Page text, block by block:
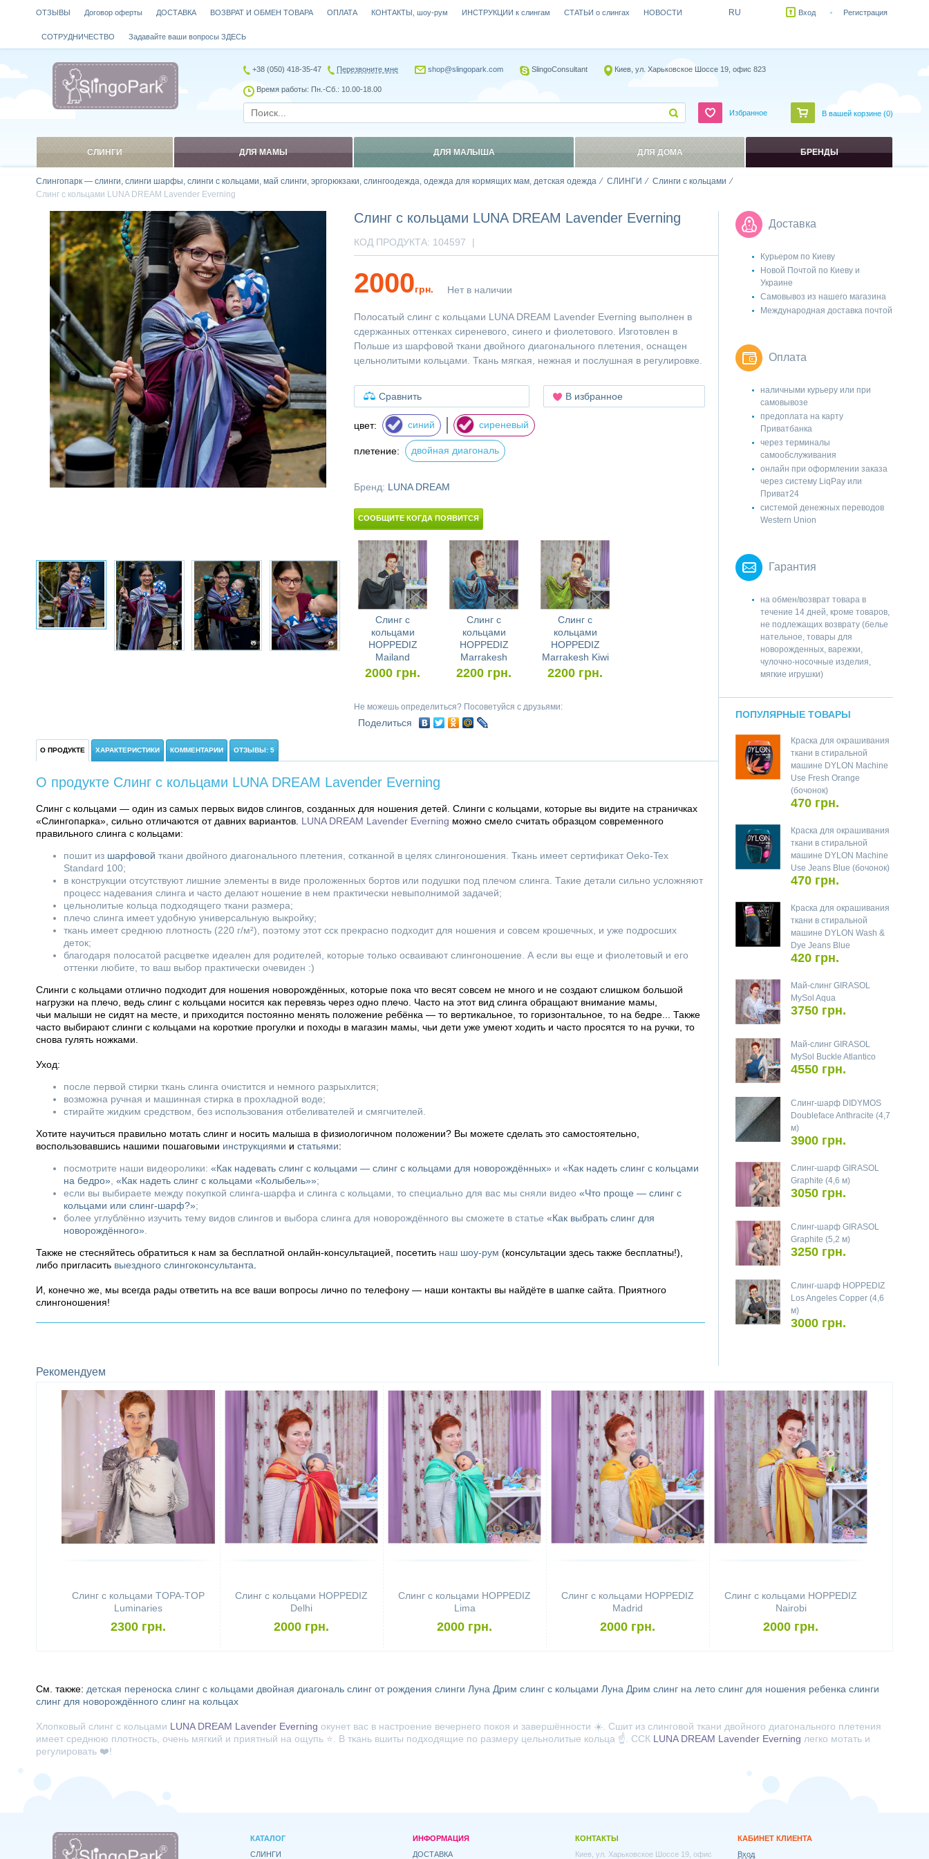
Слингопарк — слинги, слинги шарфы, слинги с кольцами, май слинги, эргорюкзаки, слингоодежда, одежда для кормящих мам, детская одежда СЛИНГИ
Слинги с кольцами
Cлинг с кольцами LUNA DREAM Lavender Everning
Cлинг с кольцами LUNA DREAM Lavender Everning
КОД ПРОДУКТА: 104597 |
2000грн. Нет в наличии
Полосатый слинг с кольцами LUNA DREAM Lavender Everning выполнен в
сдержанных оттенках сиреневого, синего и фиолетового. Изготовлен в
Польше из шарфовой ткани двойного диагонального плетения, оснащен
цельнолитыми кольцами. Ткань мягкая, нежная и послушная в регулировке.
Сравнить В избранное
цвет: синий сиреневый
плетение: двойная диагональ
Бренд: LUNA DREAM
СООБЩИТЕ КОГДА ПОЯВИТСЯ
Слинг с
кольцами
HOPPEDIZ
Mailand
2000 грн.
Слинг с
кольцами
HOPPEDIZ
Marrakesh
2200 грн.
Слинг с
кольцами
HOPPEDIZ
Marrakesh Kiwi
2200 грн.
Не можешь определиться? Посоветуйся с друзьями:
Поделиться
О ПРОДУКТЕ ХАРАКТЕРИСТИКИ КОММЕНТАРИИ ОТЗЫВЫ: 5
О продукте Cлинг с кольцами LUNA DREAM Lavender Everning
Слинг с кольцами — один из самых первых видов слингов, созданных для ношения детей. Слинги с кольцами, которые вы видите на страничках
«Слингопарка», сильно отличаются от давних вариантов. LUNA DREAM Lavender Everning можно смело считать образцом современного
правильного слинга с кольцами:
пошит из шарфовой ткани двойного диагонального плетения, сотканной в целях слингоношения. Ткань имеет сертификат Oeko-Tex
Standard 100;
в конструкции отсутствуют лишние элементы в виде проложенных бортов или подушки под плечом слинга. Такие детали сильно усложняют
процесс надевания слинга и часто делают ношение в нем практически невыполнимой задачей;
цельнолитые кольца подходящего ткани размера;
плечо слинга имеет удобную универсальную выкройку;
ткань имеет среднюю плотность (220 г/м²), поэтому этот сск прекрасно подходит для ношения и совсем крошечных, и уже подросших
деток;
благодаря полосатой расцветке идеален для родителей, которые только осваивают слингоношение. А если вы еще и фиолетовый и его
оттенки любите, то ваш выбор практически очевиден :)
Слинги с кольцами отлично подходит для ношения новорождённых, которые пока что весят совсем не много и не создают слишком большой
нагрузки на плечо, ведь слинг с кольцами носится как перевязь через одно плечо. Часто на этот вид слинга обращают внимание мамы,
чьи малыши не сидят на месте, и приходится постоянно менять положение ребёнка — то вертикальное, то горизонтальное, то на бедре... Также
часто выбирают слинги с кольцами на короткие прогулки и походы в магазин мамы, чьи дети уже умеют ходить и часто просятся то на ручки, то
снова гулять ножками.
Уход:
после первой стирки ткань слинга очистится и немного разрыхлится;
возможна ручная и машинная стирка в прохладной воде;
стирайте жидким средством, без использования отбеливателей и смягчителей.
Хотите научиться правильно мотать слинг и носить малыша в физиологичном положении? Вы можете сделать это самостоятельно,
воспользовавшись нашими пошаговыми инструкциями и статьями:
посмотрите наши видеоролики: «Как надевать слинг с кольцами — слинг с кольцами для новорождённых» и «Как надеть слинг с кольцами
на бедро» «Как надеть слинг с кольцами «Колыбель»»;
если вы выбираете между покупкой слинга-шарфа и слинга с кольцами, то специально для вас мы сняли видео «Что проще — слинг с
кольцами или слинг-шарф?»;
более углублённо изучить тему видов слингов и выбора слинга для новорождённого вы сможете в статье «Как выбрать слинг для
новорождённого»
Также не стесняйтесь обратиться к нам за бесплатной онлайн-консультацией, посетить наш шоу-рум (консультации здесь также бесплатны!),
либо пригласить выездного слингоконсультанта
И, конечно же, мы всегда рады ответить на все ваши вопросы лично по телефону — наши контакты вы найдёте в шапке сайта. Приятного
слингоношения!
Доставка
Курьером по Киеву
Новой Почтой по Киеву и
Украине
Самовывоз из нашего магазина
Международная доставка почтой
Оплата
наличными курьеру или при
самовывозе
предоплата на карту
Приватбанка
через терминалы
самообслуживания
онлайн при оформлении заказа
через систему LiqPay или
Приват24
системой денежных переводов
Western Union
Гарантия
на обмен/возврат товара в
течение 14 дней, кроме товаров,
не подлежащих возврату (белье
нательное, товары для
новорожденных, варежки,
чулочно-носочные изделия,
мягкие игрушки)
ПОПУЛЯРНЫЕ ТОВАРЫ
Краска для окрашивания
ткани в стиральной
машине DYLON Machine
Use Fresh Orange
(бочонок)
470 грн.
Краска для окрашивания
ткани в стиральной
машине DYLON Machine
Use Jeans Blue (бочонок)
470 грн.
Краска для окрашивания
ткани в стиральной
машине DYLON Wash &
Dye Jeans Blue
420 грн.
Май-слинг GIRASOL
MySol Aqua
3750 грн.
Май-слинг GIRASOL
MySol Buckle Atlantico
4550 грн.
Слинг-шарф DIDYMOS
Doubleface Anthracite (4,7
м)
3900 грн.
Слинг-шарф GIRASOL
Graphite (4,6 м)
3050 грн.
Слинг-шарф GIRASOL
Graphite (5,2 м)
3250 грн.
Слинг-шарф HOPPEDIZ
Los Angeles Copper (4,6
м)
3000 грн.
Рекомендуем
Слинг с кольцами TOPA-TOP
Luminaries
2300 грн.
Слинг с кольцами HOPPEDIZ
Delhi
2000 грн.
Слинг с кольцами HOPPEDIZ
Lima
2000 грн.
Слинг с кольцами HOPPEDIZ
Madrid
2000 грн.
Слинг с кольцами HOPPEDIZ
Nairobi
2000 грн.
См. также: детская переноска слинг с кольцами двойная диагональ слинг от рождения слинги Луна Дрим слинг с кольцами Луна Дрим слинг на лето слинг для ношения ребенка слинги
слинг для новорождённого слинг на кольцах
Хлопковый слинг с кольцами LUNA DREAM Lavender Everning окунет вас в настроение вечернего покоя и завершённости ☀️. Сшит из слинговой ткани двойного диагонального плетения
имеет среднюю плотность, очень мягкий и приятный на ощупь ⭐. В ткань вшиты подходящие по размеру цельнолитые кольца ☝️. ССК LUNA DREAM Lavender Everning легко мотать и
регулировать ❤️!
ОТЗЫВЫ Договор оферты ДОСТАВКА ВОЗВРАТ И ОБМЕН ТОВАРА ОПЛАТА КОНТАКТЫ, шоу-рум ИНСТРУКЦИИ к слингам СТАТЬИ о слингах НОВОСТИ
СОТРУДНИЧЕСТВО Задавайте ваши вопросы ЗДЕСЬ
RU Вход Регистрация
+38 (050) 418-35-47 Перезвоните мне shop@slingopark.com SlingoConsultant Киев, ул. Харьковское Шоссе 19, офис 823
Время работы: Пн.-Сб.: 10.00-18.00
Избранное В вашей корзине (0)
СЛИНГИ ДЛЯ МАМЫ ДЛЯ МАЛЫША ДЛЯ ДОМА БРЕНДЫ
КАТАЛОГ
СЛИНГИ
ИНФОРМАЦИЯ
ДОСТАВКА
КОНТАКТЫ
Киев, ул. Харьковское Шоссе 19, офис
КАБИНЕТ КЛИЕНТА
Вход